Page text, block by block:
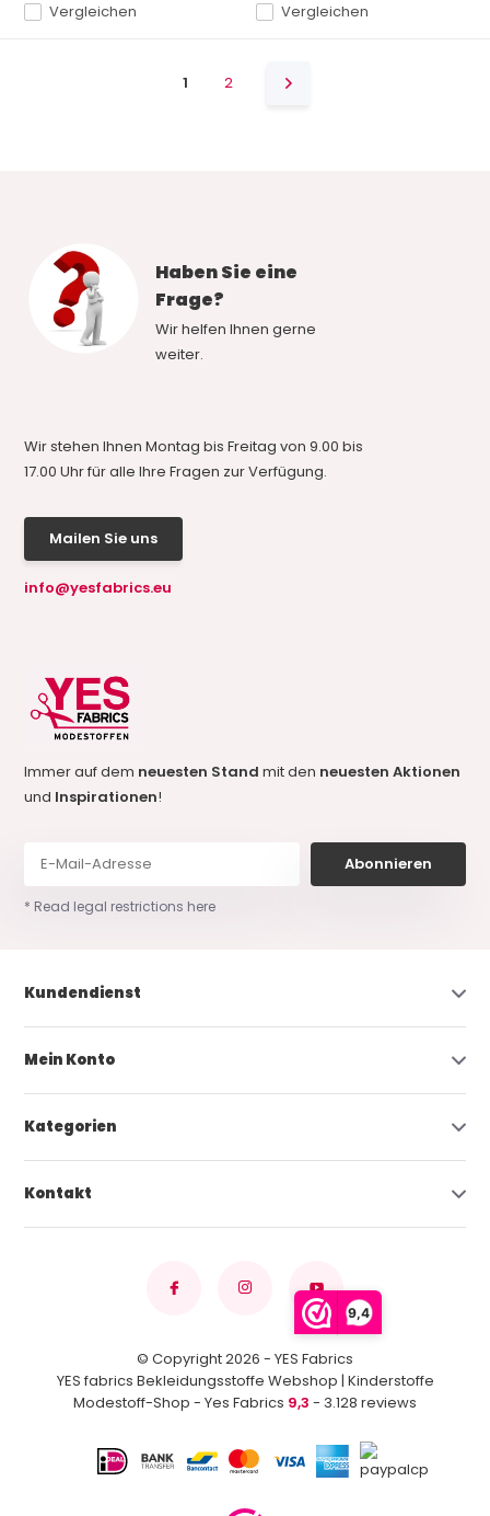
9,4
Vergleichen Vergleichen
1 2
Haben Sie eine
Frage?
Wir helfen Ihnen gerne
weiter.
Wir stehen Ihnen Montag bis Freitag von 9.00 bis
17.00 Uhr für alle Ihre Fragen zur Verfügung.
Mailen Sie uns
info@yesfabrics.eu
Immer auf dem neuesten Standmit den neuesten Aktionen
und Inspirationen!
Abonnieren
* Read legal restrictions here
Kundendienst
Mein Konto
Kategorien
Kontakt
© Copyright 2026 - YES Fabrics
YES fabrics Bekleidungsstoffe Webshop | Kinderstoffe
Modestoff-Shop - Yes Fabrics 9,3 - 3.128 reviews